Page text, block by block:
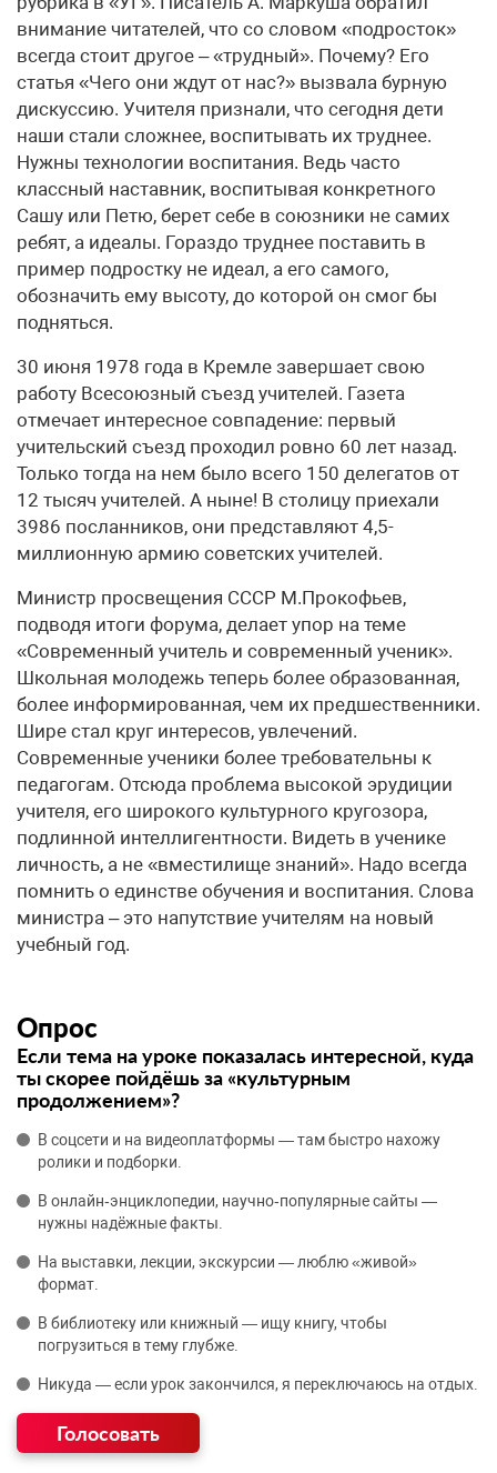
внимание читателей, что со словом «подросток»
всегда стоит другое – «трудный». Почему? Его
статья «Чего они ждут от нас?» вызвала бурную
дискуссию. Учителя признали, что сегодня дети
наши стали сложнее, воспитывать их труднее.
Нужны технологии воспитания. Ведь часто
классный наставник, воспитывая конкретного
Сашу или Петю, берет себе в союзники не самих
ребят, а идеалы. Гораздо труднее поставить в
пример подростку не идеал, а его самого,
обозначить ему высоту, до которой он смог бы
подняться.
30 июня 1978 года в Кремле завершает свою
работу Всесоюзный съезд учителей. Газета
отмечает интересное совпадение: первый
учительский съезд проходил ровно 60 лет назад.
Только тогда на нем было всего 150 делегатов от
12 тысяч учителей. А ныне! В столицу приехали
3986 посланников, они представляют 4,5-
миллионную армию советских учителей.
Министр просвещения СССР М.Прокофьев,
подводя итоги форума, делает упор на теме
«Современный учитель и современный ученик».
Школьная молодежь теперь более образованная,
более информированная, чем их предшественники.
Шире стал круг интересов, увлечений.
Современные ученики более требовательны к
педагогам. Отсюда проблема высокой эрудиции
учителя, его широкого культурного кругозора,
подлинной интеллигентности. Видеть в ученике
личность, а не «вместилище знаний». Надо всегда
помнить о единстве обучения и воспитания. Слова
министра – это напутствие учителям на новый
учебный год.
Опрос
Если тема на уроке показалась интересной, куда
ты скорее пойдёшь за «культурным
продолжением»?
В соцсети и на видеоплатформы — там быстро нахожу
ролики и подборки.
В онлайн‑энциклопедии, научно‑популярные сайты —
нужны надёжные факты.
На выставки, лекции, экскурсии — люблю «живой»
формат.
В библиотеку или книжный — ищу книгу, чтобы
погрузиться в тему глубже.
Никуда — если урок закончился, я переключаюсь на отдых.